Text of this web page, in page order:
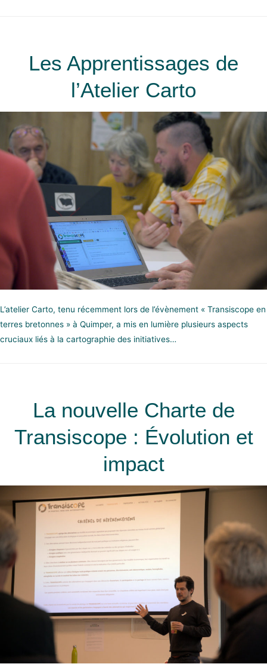
Les Apprentissages de
l’Atelier Carto
L’atelier Carto, tenu récemment lors de l’évènement « Transiscope en
terres bretonnes » à Quimper, a mis en lumière plusieurs aspects
cruciaux liés à la cartographie des initiatives…
La nouvelle Charte de
Transiscope : Évolution et
impact